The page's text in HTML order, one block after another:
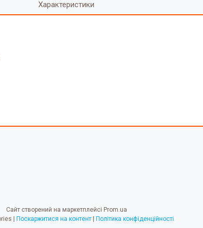
Характеристики
Сайт створений на маркетплейсі Prom.ua
Поскаржитися на контент Політика конфіденційності